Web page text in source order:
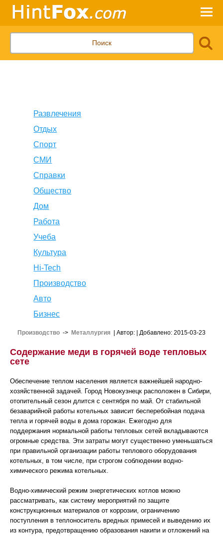
Развлечения
Отдых
Спорт
СМИ
Справки
Общество
Дом
Работа
Учеба
Культура
Hi-Tech
Производство
Авто
Бизнес
Производство -> Металлургия | Автор: | Добавлено: 2015-03-23
Содержание меди в горячей воде тепловых
сете
Обеспечение теплом населения является важнейшей народно-
хозяйственной задачей. Город Новокузнецк расположен в Сибири,
отопительный сезон длится с сентября по май. От стабильной
безаварийной работы котельных зависит бесперебойная подача
тепла и горячей воды в дома горожан. Ежегодно для
поддержания нормальной работы тепловых сетей вкладываются
огромные средства. Эти затраты могут существенно уменьшаться
при правильной организации работы теплового оборудования
котельных, в том числе, при строгом соблюдении водно-
химического режима котельных.
Водно-химический режим энергетических котлов можно
рассматривать, как систему мероприятий по защите
конструкционных материалов от коррозии, ограничению
поступления в теплоноситель вредных примесей и выведению их
из контура, предотвращению образования накипи и отложений на